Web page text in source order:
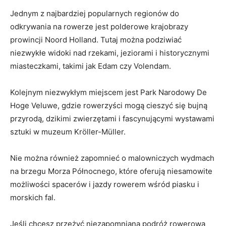
Jednym z najbardziej popularnych regionów do
odkrywania na rowerze jest polderowe krajobrazy
prowincji Noord Holland. Tutaj można podziwiać ​
niezwykłe widoki nad rzekami,⁣ jeziorami i⁢ historycznymi⁢
miasteczkami, takimi ⁤jak ⁢Edam czy Volendam.
Kolejnym niezwykłym miejscem jest Park ⁣Narodowy De
Hoge Veluwe, gdzie ⁣rowerzyści mogą cieszyć się bujną
przyrodą, ⁣dzikimi zwierzętami i fascynującymi wystawami
sztuki w muzeum Kröller-Müller.
Nie można​ również zapomnieć o​ malowniczych wydmach
na ‌brzegu⁤ Morza Północnego, które oferują niesamowite
możliwości spacerów i jazdy rowerem wśród piasku i
morskich fal.
Jeśli‍ chcesz przeżyć niezapomnianą podróż rowerową